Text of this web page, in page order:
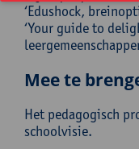
‘Edushock,
‘Your guide to
Mee te
Het pedagogisch
schoolvisie.